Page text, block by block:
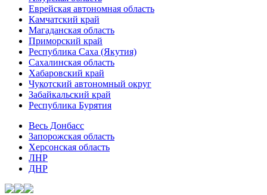
Еврейская автономная область
Камчатский край
Магаданская область
Приморский край
Республика Саха (Якутия)
Сахалинская область
Хабаровский край
Чукотский автономный округ
Забайкальский край
Республика Бурятия
Весь Донбасс
Запорожская область
Херсонская область
ЛНР
ДНР